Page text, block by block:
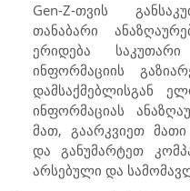
Gen-Z-თვის
თანაბარი
ერიდება საკუთარი
ინფორმაციის
დამსაქმებლისგან
ინფორმაციას
მათ, გაარკვიეთ
და განუმარტეთ
არსებული და